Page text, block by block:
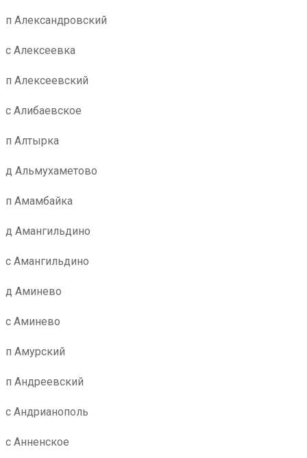
п Александровский
с Алексеевка
п Алексеевский
с Алибаевское
п Алтырка
д Альмухаметово
п Амамбайка
д Амангильдино
с Амангильдино
д Аминево
с Аминево
п Амурский
п Андреевский
с Андрианополь
с Анненское